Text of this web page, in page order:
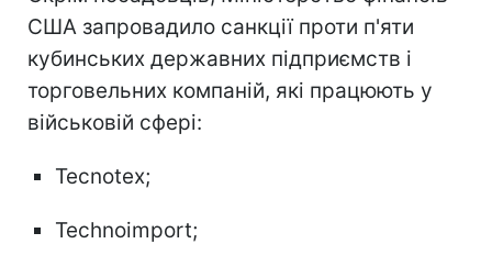
США запровадило санкції проти п'яти
кубинських державних підприємств і
торговельних компаній, які працюють у
військовій сфері:
Tecnotex;
Technoimport;